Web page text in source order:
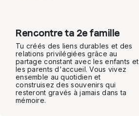
Rencontre ta 2e famille
Tu créés des liens durables et des
relations privilégiées grâce au
partage constant avec les enfants et
les parents d'accueil. Vous vivez
ensemble au quotidien et
construisez des souvenirs qui
resteront gravés à jamais dans ta
mémoire.